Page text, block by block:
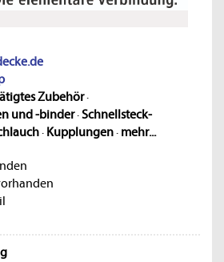
Zubehör·
und -binder·Schnellsteck-
· Kupplungen· mehr...